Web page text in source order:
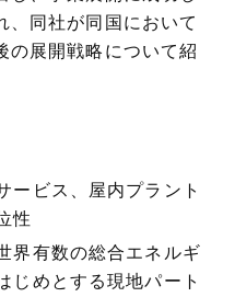
、同社が同国において
の展開戦略について紹
ービス、屋内プラント
性
界有数の総合エネルギ
じめとする現地パート